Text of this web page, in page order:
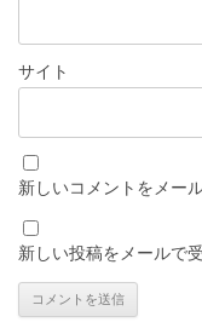
サイト
新しいコメントをメー
新しい投稿をメールで